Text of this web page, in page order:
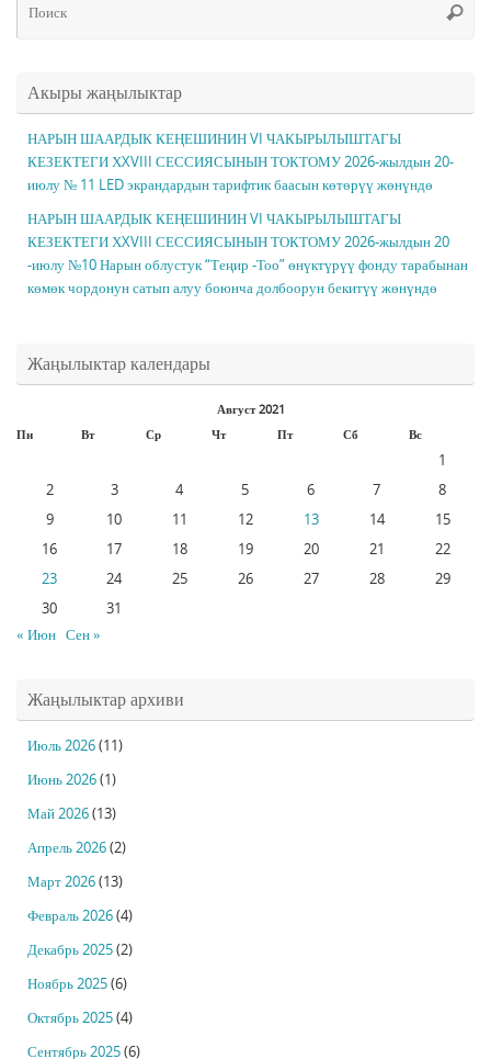
Поиск
Акыры жаңылыктар
НАРЫН ШААРДЫК КЕҢЕШИНИН VI ЧАКЫРЫЛЫШТАГЫ
КЕЗЕКТЕГИ ХXVIII СЕССИЯСЫНЫН ТОКТОМУ 2026-жылдын 20-
июлу № 11 LED экрандардын тарифтик баасын көтөрүү жөнүндө
НАРЫН ШААРДЫК КЕҢЕШИНИН VI ЧАКЫРЫЛЫШТАГЫ
КЕЗЕКТЕГИ ХXVIII СЕССИЯСЫНЫН ТОКТОМУ 2026-жылдын 20
-июлу №10 Нарын облустук “Теңир -Тоо” өнүктүрүү фонду тарабынан
көмөк чордонун сатып алуу боюнча долбоорун бекитүү жөнүндө
Жаңылыктар календары
Август 2021
Пн
Вт Ср Чт Пт Сб Вс
1
2
3 4 5 6 7
8
9
10 11 12 13 14
15
16
17 18 19 20 21
22
23
24 25 26 27 28
29
30
31
« Июн Сен »
Жаңылыктар архиви
Июль 2026(11)
Июнь 2026(1)
Май 2026(13)
Апрель 2026(2)
Март 2026(13)
Февраль 2026(4)
Декабрь 2025(2)
Ноябрь 2025(6)
Октябрь 2025(4)
Сентябрь 2025(6)